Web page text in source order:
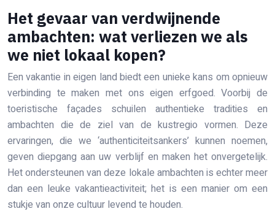
Het gevaar van verdwijnende
ambachten: wat verliezen we als
we niet lokaal kopen?
Een vakantie in eigen land biedt een unieke kans om opnieuw
verbinding te maken met ons eigen erfgoed. Voorbij de
toeristische façades schuilen authentieke tradities en
ambachten die de ziel van de kustregio vormen. Deze
ervaringen, die we ‘authenticiteitsankers’ kunnen noemen,
geven diepgang aan uw verblijf en maken het onvergetelijk.
Het ondersteunen van deze lokale ambachten is echter meer
dan een leuke vakantieactiviteit; het is een manier om een
stukje van onze cultuur levend te houden.